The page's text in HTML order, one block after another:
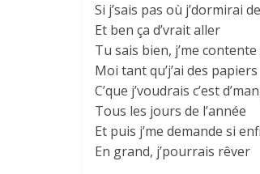
Si j’sais pas où j’dormirai
Et ben ça d’vrait aller
Tu sais bien, j’me contente
Moi tant qu’j’ai des papiers
C’que j’voudrais c’est
Tous les jours de l’année
Et puis j’me demande si
En grand, j’pourrais rêver